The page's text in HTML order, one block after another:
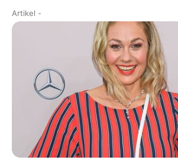
Artikel -